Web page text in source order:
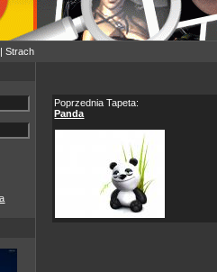
| Strach
Poprzednia Tapeta:
Panda